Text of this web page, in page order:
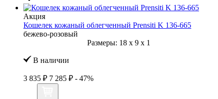
Акция
Кошелек кожаный облегченный Prensiti K 136-665
бежево-розовый
Размеры: 18 x 9 x 1
В наличии
3 835 ₽ 7 285 ₽ - 47%